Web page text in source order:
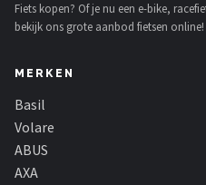
Fiets kopen? Of je nu een e-bike,
bekijk ons grote aanbod fietsen online!
MERKEN
Basil
Volare
ABUS
AXA